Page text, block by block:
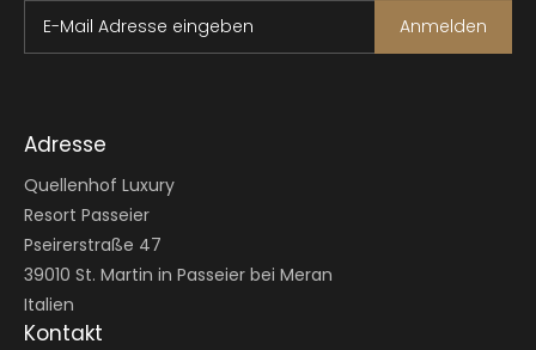
E-Mail Adresse eingeben Anmelden
Adresse
Quellenhof Luxury
Resort Passeier
Pseirerstraße 47
39010 St. Martin in Passeier bei Meran
Italien
Kontakt